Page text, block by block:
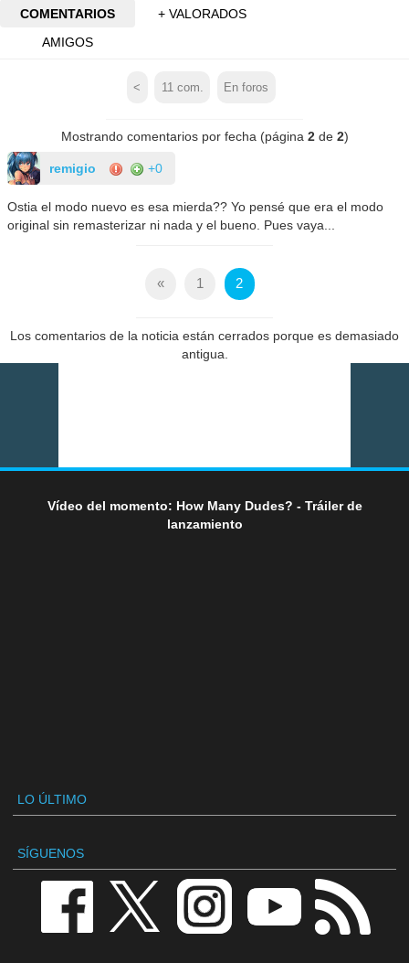
COMENTARIOS
+ VALORADOS
AMIGOS
< 11 com. En foros
Mostrando comentarios por fecha (página 2de 2)
remigio +0
Ostia el modo nuevo es esa mierda?? Yo pensé que era el modo
original sin remasterizar ni nada y el bueno. Pues vaya...
« 1 2
Los comentarios de la noticia están cerrados porque es demasiado
antigua.
Vídeo del momento: How Many Dudes? - Tráiler de
lanzamiento
LO ÚLTIMO
SÍGUENOS